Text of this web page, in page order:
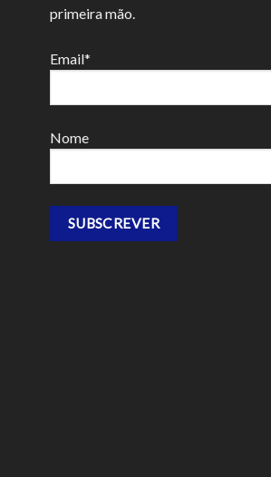
primeira mão.
Email*
Nome